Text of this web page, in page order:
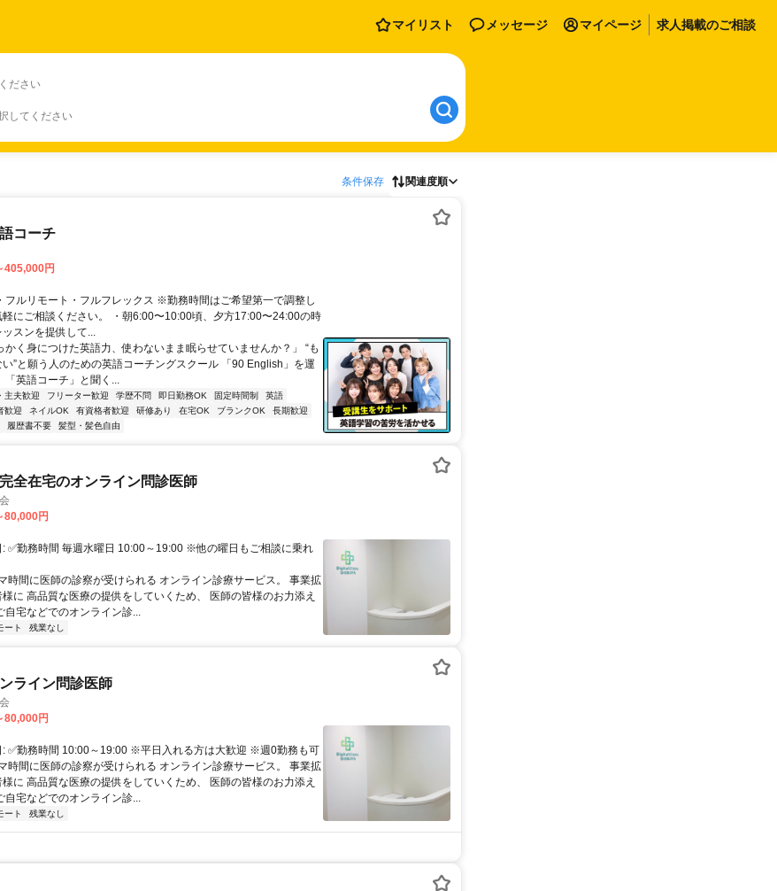
マイリスト メッセージ マイページ 求人掲載のご相談
ださい
してください
条件保存 関連度順
コーチ
405,000円
フルリモート・フルフレックス ※勤務時間はご希望第一で調整し
軽にご相談ください。 ・朝6:00〜10:00頃、夕方17:00〜24:00の時
スンを提供して...
かく身につけた英語力、使わないまま眠らせていませんか？」 “も
い”と願う人のための英語コーチングスクール 「90 English」を運
「英語コーチ」と聞く...
主夫歓迎 フリーター歓迎 学歴不問 即日勤務OK 固定時間制
英語
歓迎 ネイルOK 有資格者歓迎 研修あり 在宅OK ブランクOK
長期歓迎
履歴書不要 髪型・髪色自由
完全在宅のオンライン問診医師
80,000円
✅勤務時間 毎週水曜日 10:00～19:00 ※他の曜日もご相談に乗れ
時間に医師の診察が受けられる オンライン診療サービス。 事業拡
に 高品質な医療の提供をしていくため、 医師の皆様のお力添え
自宅などでのオンライン診...
ート 残業なし
ライン問診医師
80,000円
: ✅勤務時間 10:00～19:00 ※平日入れる方は大歓迎 ※週0勤務も可
時間に医師の診察が受けられる オンライン診療サービス。 事業拡
に 高品質な医療の提供をしていくため、 医師の皆様のお力添え
自宅などでのオンライン診...
ート 残業なし